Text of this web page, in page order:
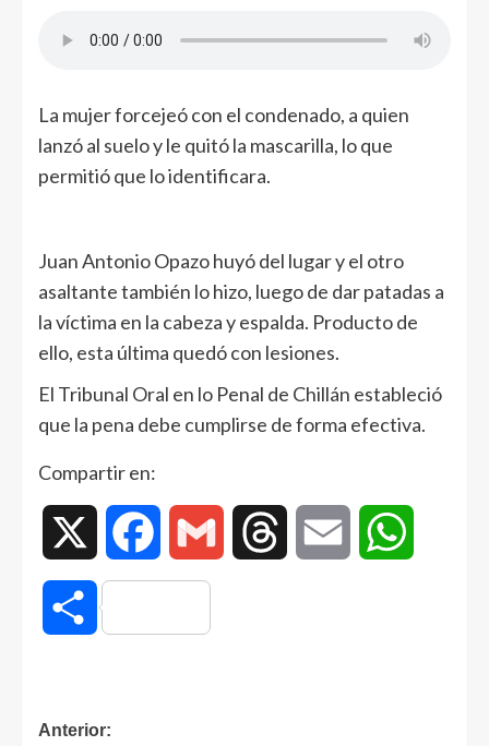
La mujer forcejeó con el condenado, a quien
lanzó al suelo y le quitó la mascarilla, lo que
permitió que lo identificara.
Juan Antonio Opazo huyó del lugar y el otro
asaltante también lo hizo, luego de dar patadas a
la víctima en la cabeza y espalda. Producto de
ello, esta última quedó con lesiones.
El Tribunal Oral en lo Penal de Chillán estableció
que la pena debe cumplirse de forma efectiva.
Compartir en:
Facebook Gmail Threads Email
Compartir
Anterior: